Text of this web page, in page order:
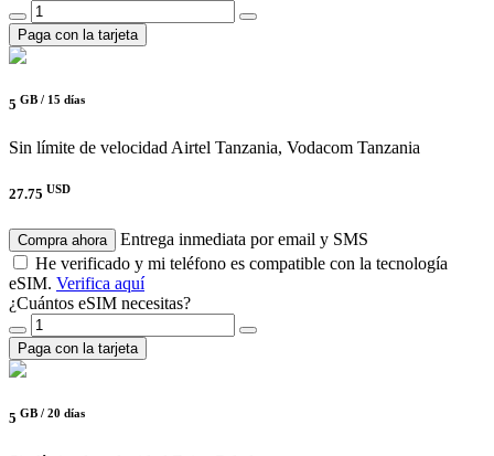
Paga con la tarjeta
5 GB / 15 días
Sin límite de velocidad Airtel Tanzania, Vodacom Tanzania
27.75 USD
Compra ahora
Entrega inmediata por email y SMS
He verificado y mi teléfono es compatible con la tecnología
eSIM. Verifica aquí
¿Cuántos eSIM necesitas?
Paga con la tarjeta
5 GB / 20 días